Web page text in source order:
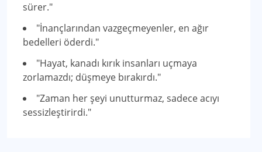
sürer."
"İnançlarından vazgeçmeyenler, en ağır
bedelleri öderdi."
"Hayat, kanadı kırık insanları uçmaya
zorlamazdı; düşmeye bırakırdı."
"Zaman her şeyi unutturmaz, sadece acıyı
sessizleştirirdi."